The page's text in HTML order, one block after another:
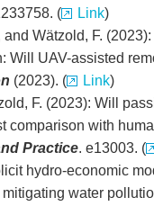
( Link)
Wätzold, F.
Will UAV-assisted
(2023). ( Link)
F. (2023): Will
comparison with
Practice. e13003. (
hydro-economic
water